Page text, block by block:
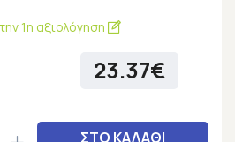
1η αξιολόγηση
23.37€
ΣΤΟ ΚΑΛΑΘΙ